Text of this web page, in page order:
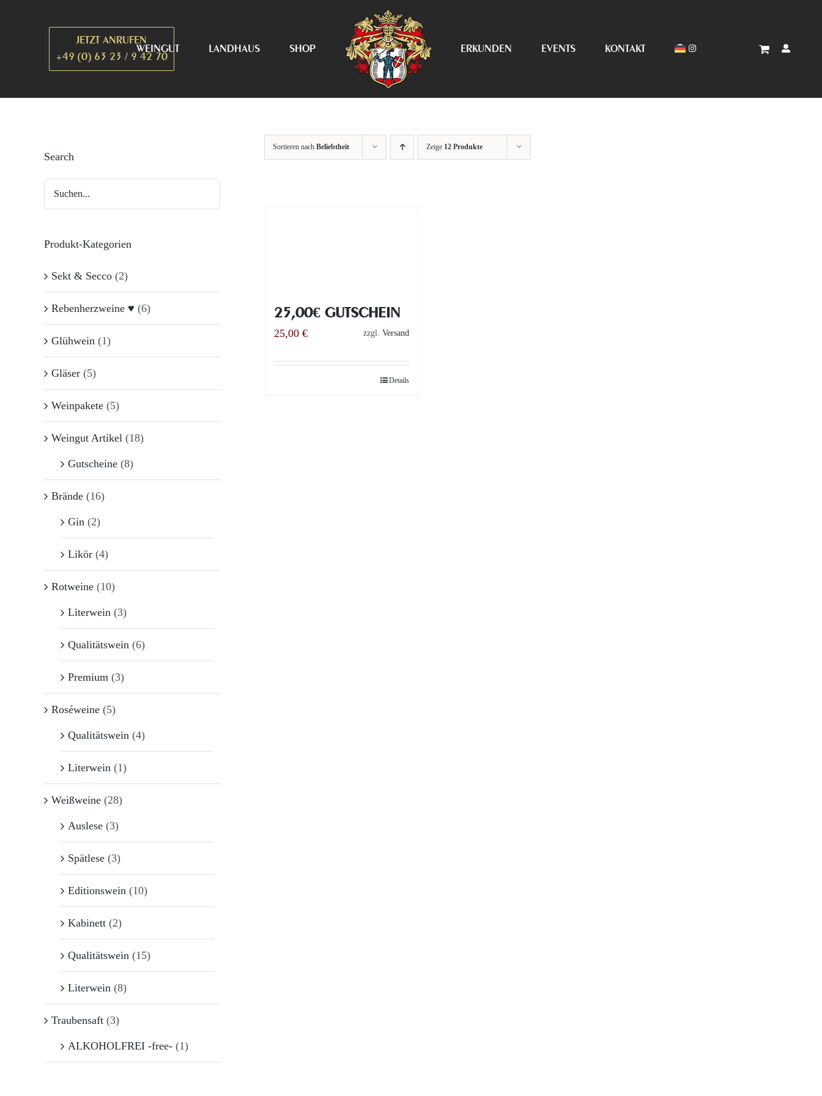
JETZT ANRUFEN
+49 (0) 63 23 / 9 42 70
WEINGUT LANDHAUS SHOP ERKUNDEN EVENTS KONTAKT
Sortieren nach Beliebtheit Zeige 12 Produkte
25,00€ GUTSCHEIN
25,00 € zzgl.Versand
Details
Search
Produkt-Kategorien
Sekt & Secco (2)
Rebenherzweine ♥ (6)
Glühwein (1)
Gläser (5)
Weinpakete (5)
Weingut Artikel (18)
Gutscheine (8)
Brände (16)
Gin (2)
Likör (4)
Rotweine (10)
Literwein (3)
Qualitätswein (6)
Premium (3)
Roséweine (5)
Qualitätswein (4)
Literwein (1)
Weißweine (28)
Auslese (3)
Spätlese (3)
Editionswein (10)
Kabinett (2)
Qualitätswein (15)
Literwein (8)
Traubensaft (3)
ALKOHOLFREI -free- (1)